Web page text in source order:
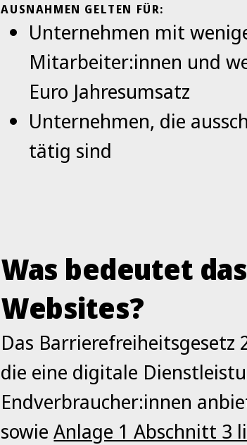
AUSNAHMEN GELTEN FÜR:
Unternehmen mit
Mitarbeiter:innen und
Euro Jahresumsatz
Unternehmen, die
tätig sind
Was bedeutet
Websites?
Das Barrierefreiheitsgesetz
die eine digitale
Endverbraucher:innen
sowieAnlage 1 Abschnitt 3